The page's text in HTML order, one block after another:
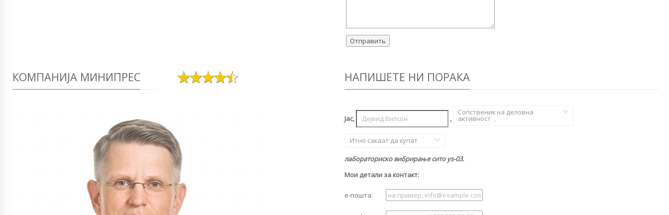
КОМПАНИЈА МИНИПРЕС НАПИШЕТЕ НИ ПОРАКА
Јас, ,
Сопственик на деловна
активност ,
Итно сакаат да купат
лабораториско вибрирање сито ys-03.
Мои детали за контакт:
е-пошта: